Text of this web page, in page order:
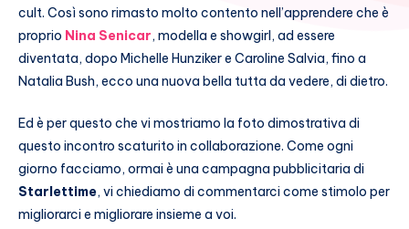
cult. Così sono rimasto molto contento nell’apprendere che è
proprio Nina Senicar, modella e showgirl, ad essere
diventata, dopo Michelle Hunziker e Caroline Salvia, fino a
Natalia Bush, ecco una nuova bella tutta da vedere, di dietro.
Ed è per questo che vi mostriamo la foto dimostrativa di
questo incontro scaturito in collaborazione. Come ogni
giorno facciamo, ormai è una campagna pubblicitaria di
Starlettime, vi chiediamo di commentarci come stimolo per
migliorarci e migliorare insieme a voi.